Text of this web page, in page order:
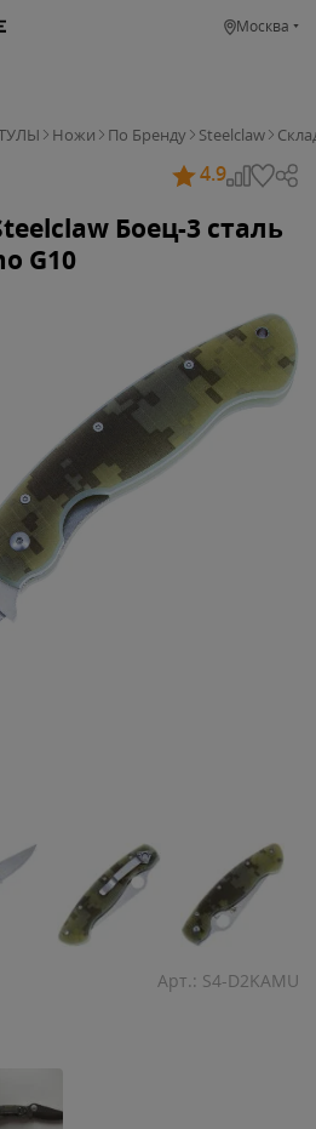
Москва
Ножи По Бренду Steelclaw
4.9
Боец-3 сталь
G10
Арт.: S4-D2KAMU